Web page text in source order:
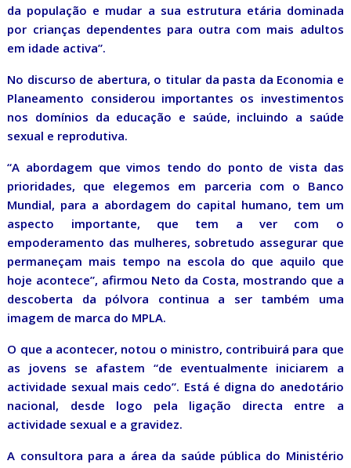
da população e mudar a sua estrutura etária dominada
por crianças dependentes para outra com mais adultos
em idade activa”.
No discurso de abertura, o titular da pasta da Economia e
Planeamento considerou importantes os investimentos
nos domínios da educação e saúde, incluindo a saúde
sexual e reprodutiva.
“A abordagem que vimos tendo do ponto de vista das
prioridades, que elegemos em parceria com o Banco
Mundial, para a abordagem do capital humano, tem um
aspecto importante, que tem a ver com o
empoderamento das mulheres, sobretudo assegurar que
permaneçam mais tempo na escola do que aquilo que
hoje acontece”, afirmou Neto da Costa, mostrando que a
descoberta da pólvora continua a ser também uma
imagem de marca do MPLA.
O que a acontecer, notou o ministro, contribuirá para que
as jovens se afastem “de eventualmente iniciarem a
actividade sexual mais cedo”. Está é digna do anedotário
nacional, desde logo pela ligação directa entre a
actividade sexual e a gravidez.
A consultora para a área da saúde pública do Ministério